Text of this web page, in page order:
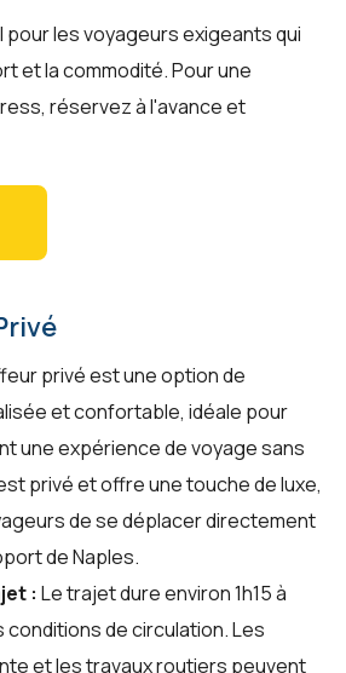
les voyageurs exigeants qui
et la commodité. Pour une
réservez à l'avance et
privé est une option de
et confortable, idéale pour
une expérience de voyage sans
privé et offre une touche de luxe,
de se déplacer directement
de Naples.
: Le trajet dure environ 1h15 à
conditions de circulation. Les
et les travaux routiers peuvent